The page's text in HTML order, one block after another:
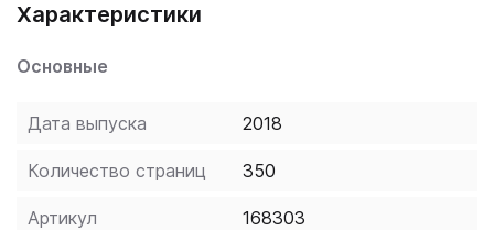
future. As autumn begins and Anna enters university,
put her newfound independence at risk…
Характеристики
Основные
Дата выпуска 2018
Количество страниц 350
Артикул 168303